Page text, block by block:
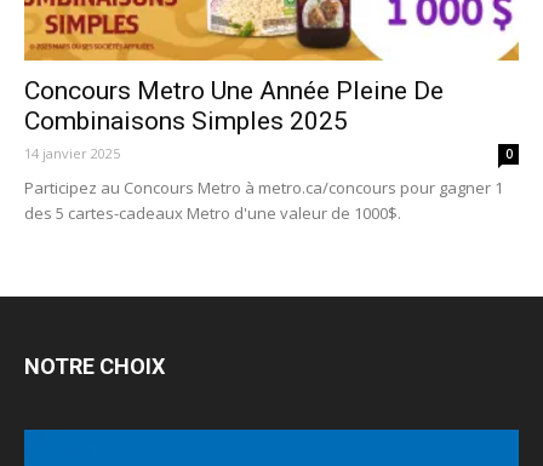
Concours Metro Une Année Pleine De
Combinaisons Simples 2025
14 janvier 2025 0
Participez au Concours Metro à metro.ca/concours pour gagner 1
des 5 cartes-cadeaux Metro d'une valeur de 1000$.
NOTRE CHOIX